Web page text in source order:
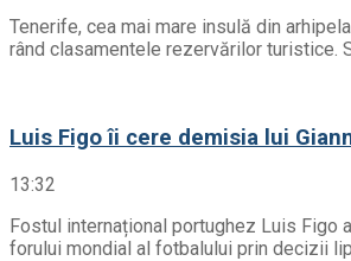
Tenerife, cea mai mare insulă din
rând clasamentele rezervărilor turistice.
Luis Figo îi cere demisia lui
13:32
Fostul internațional portughez Luis Figo
forului mondial al fotbalului prin decizii